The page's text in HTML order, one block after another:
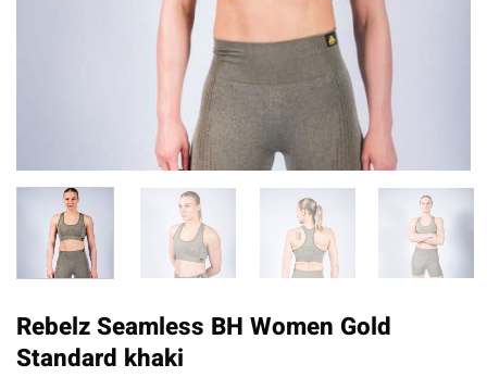
Rebelz Seamless BH Women Gold
Standard khaki